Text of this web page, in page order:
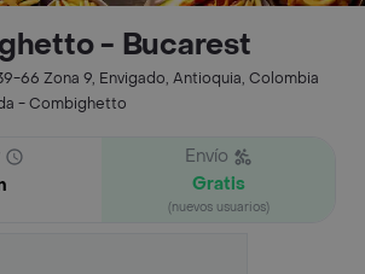
- Bucarest
66 Zona 9, Envigado, Antioquia, Colombia
- Combighetto
Envío
Gratis
(nuevos usuarios)